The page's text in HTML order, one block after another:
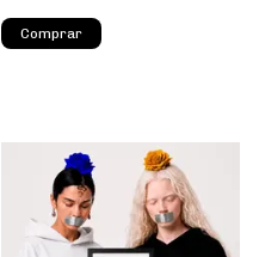
Comprar